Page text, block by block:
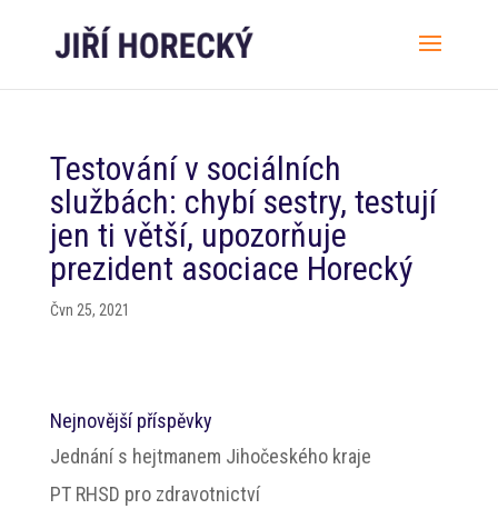
Testování v sociálních
službách: chybí sestry, testují
jen ti větší, upozorňuje
prezident asociace Horecký
Čvn 25, 2021
Nejnovější příspěvky
Jednání s hejtmanem Jihočeského kraje
PT RHSD pro zdravotnictví